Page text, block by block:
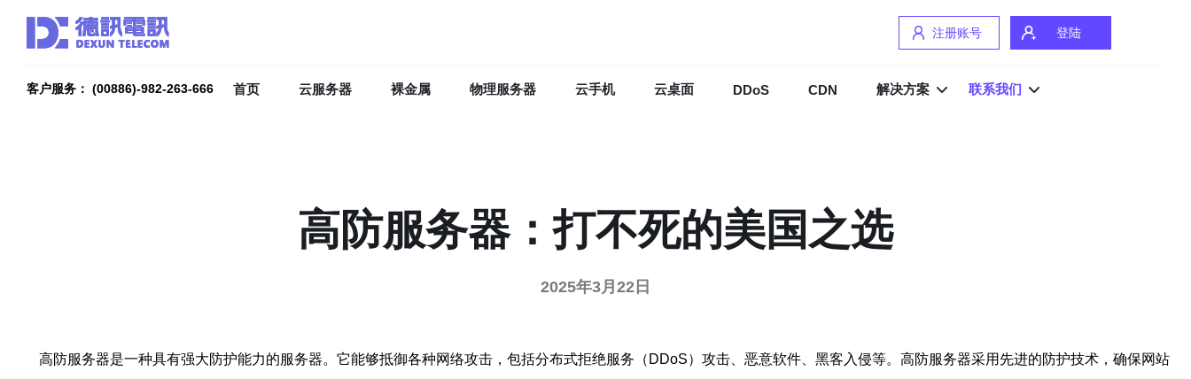
注册账号 登陆
客户服务： (00886)-982-263-666 首页 云服务器 裸金属 物理服务器 云手机 云桌面 DDoS CDN 解决方案 联系我们
高防服务器：打不死的美国之选
2025年3月22日
高防服务器是一种具有强大防护能力的服务器。它能够抵御各种网络攻击，包括分布式拒绝服务（DDoS）攻击、恶意软件、黑客入侵等。高防服务器采用先进的防护技术，确保网站